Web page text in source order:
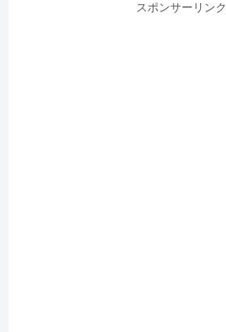
ないか質問が多いのも事実でスポンサーリンク